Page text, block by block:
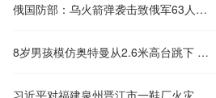
俄国防部：乌火箭弹袭击致俄军63人死亡
8岁男孩模仿奥特曼从2.6米高台跳下 父亲：脚后跟骨折
习近平对福建泉州晋江市一鞋厂火灾事故作出重要指示